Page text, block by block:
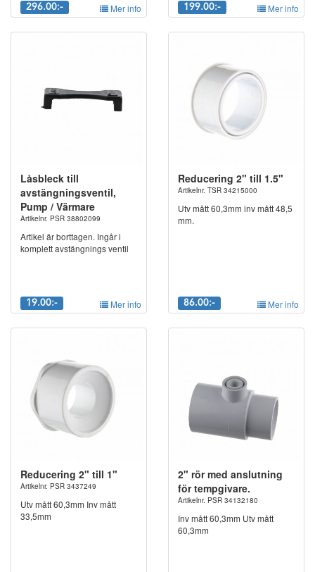
296.00:- Mer info 199.00:- Mer info
Låsbleck till
avstängningsventil,
Pump / Värmare
Artikelnr. PSR 38802099
Artikel är borttagen. Ingår i
komplett avstängnings ventil
19.00:- Mer info
Reducering 2" till 1.5"
Artikelnr. TSR 34215000
Utv mått 60,3mm inv mått 48,5
mm.
86.00:- Mer info
Reducering 2" till 1"
Artikelnr. PSR 3437249
Utv mått 60,3mm Inv mått
33,5mm
2" rör med anslutning
för tempgivare.
Artikelnr. PSR 34132180
Inv mått 60,3mm Utv mått
60,3mm